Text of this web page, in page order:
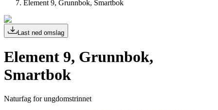
Element 9, Grunnbok, Smartbok
Last ned omslag
Element 9, Grunnbok,
Smartbok
Naturfag for ungdomstrinnet